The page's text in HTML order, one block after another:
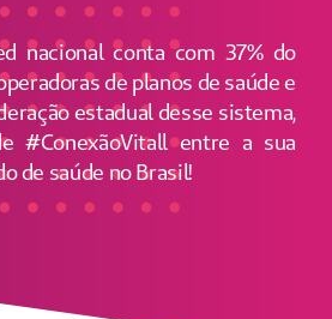
nacional conta com 37% do
de planos de saúde e
estadual desse sistema,
#ConexãoVitall entre a sua
de saúde no Brasil!